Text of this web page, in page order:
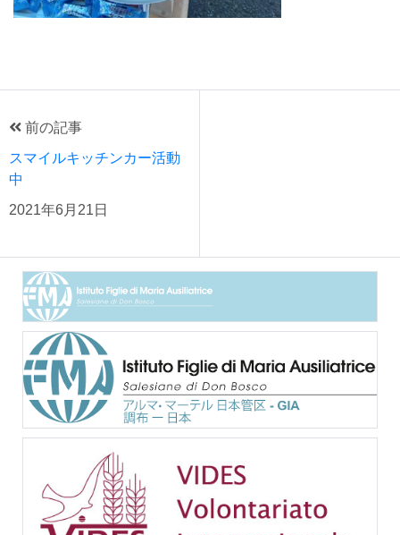
前の記事
スマイルキッチンカー活動
中
2021年6月21日